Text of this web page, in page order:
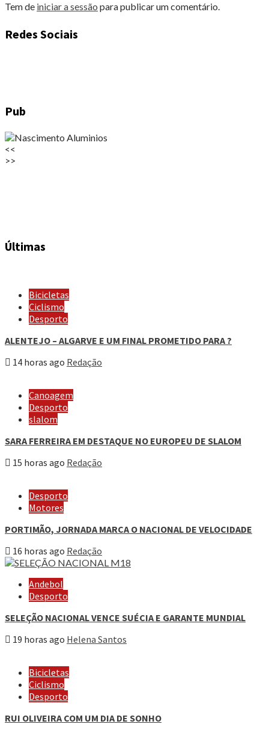
Tem de iniciar a sessão para publicar um comentário.
Redes Sociais
Pub
<<
>>
Últimas
Bicicletas
Ciclismo
Desporto
ALENTEJO – ALGARVE E UM FINAL PROMETIDO PARA ?
14 horas ago Redação
Canoagem
Desporto
slalom
SARA FERREIRA EM DESTAQUE NO EUROPEU DE SLALOM
15 horas ago Redação
Desporto
Motores
PORTIMÃO, JORNADA MARCA O NACIONAL DE VELOCIDADE
16 horas ago Redação
Andebol
Desporto
SELEÇÃO NACIONAL VENCE SUÉCIA E GARANTE MUNDIAL
19 horas ago Helena Santos
Bicicletas
Ciclismo
Desporto
RUI OLIVEIRA COM UM DIA DE SONHO